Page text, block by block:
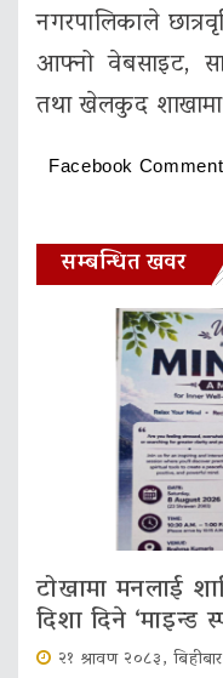
नगरपालिकाले
आफ्नो वेबसाइट,
तथा खेलकुद
Facebook
सम्बन्धित खवर
टोखामा मनलाई
दिशा दिने ‘माइन्ड
२१ श्रावण २०८३,